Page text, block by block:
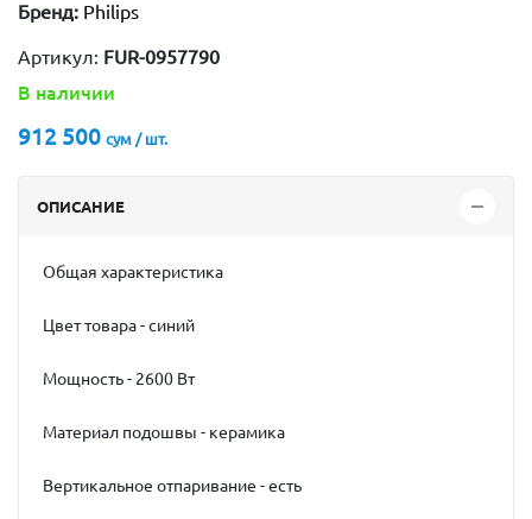
Бренд: Philips
Артикул: FUR-0957790
В наличии
912 500 сум / шт.
ОПИСАНИЕ
Общая характеристика
Цвет товара - синий
Мощность - 2600 Вт
Материал подошвы - керамика
Вертикальное отпаривание - есть